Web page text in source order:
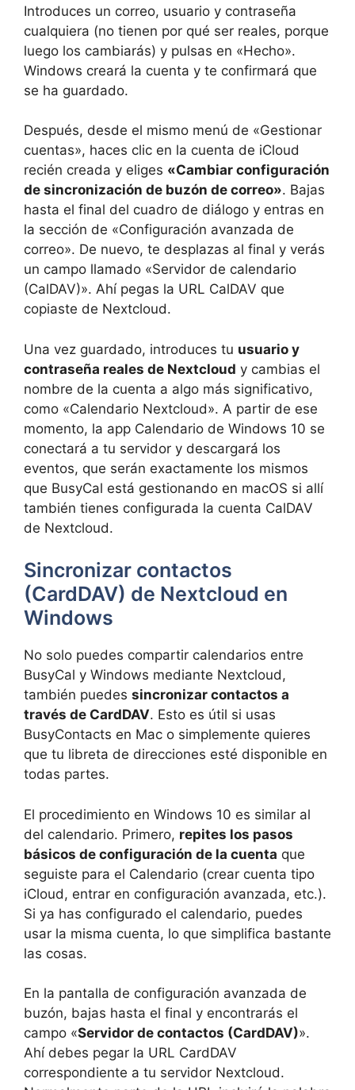
Introduces un correo, usuario y contraseña
cualquiera (no tienen por qué ser reales, porque
luego los cambiarás) y pulsas en «Hecho».
Windows creará la cuenta y te confirmará que
se ha guardado.
Después, desde el mismo menú de «Gestionar
cuentas», haces clic en la cuenta de iCloud
recién creada y eliges «Cambiar configuración
de sincronización de buzón de correo». Bajas
hasta el final del cuadro de diálogo y entras en
la sección de «Configuración avanzada de
correo». De nuevo, te desplazas al final y verás
un campo llamado «Servidor de calendario
(CalDAV)». Ahí pegas la URL CalDAV que
copiaste de Nextcloud.
Una vez guardado, introduces tu usuario y
contraseña reales de Nextcloud y cambias el
nombre de la cuenta a algo más significativo,
como «Calendario Nextcloud». A partir de ese
momento, la app Calendario de Windows 10 se
conectará a tu servidor y descargará los
eventos, que serán exactamente los mismos
que BusyCal está gestionando en macOS si allí
también tienes configurada la cuenta CalDAV
de Nextcloud.
Sincronizar contactos
(CardDAV) de Nextcloud en
Windows
No solo puedes compartir calendarios entre
BusyCal y Windows mediante Nextcloud,
también puedes sincronizar contactos a
través de CardDAV. Esto es útil si usas
BusyContacts en Mac o simplemente quieres
que tu libreta de direcciones esté disponible en
todas partes.
El procedimiento en Windows 10 es similar al
del calendario. Primero, repites los pasos
básicos de configuración de la cuenta que
seguiste para el Calendario (crear cuenta tipo
iCloud, entrar en configuración avanzada, etc.).
Si ya has configurado el calendario, puedes
usar la misma cuenta, lo que simplifica bastante
las cosas.
En la pantalla de configuración avanzada de
buzón, bajas hasta el final y encontrarás el
campo «Servidor de contactos (CardDAV)».
Ahí debes pegar la URL CardDAV
correspondiente a tu servidor Nextcloud.